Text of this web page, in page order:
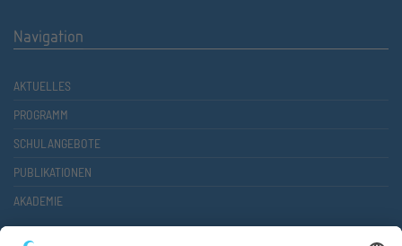
Navigation
AKTUELLES
PROGRAMM
SCHULANGEBOTE
PUBLIKATIONEN
AKADEMIE